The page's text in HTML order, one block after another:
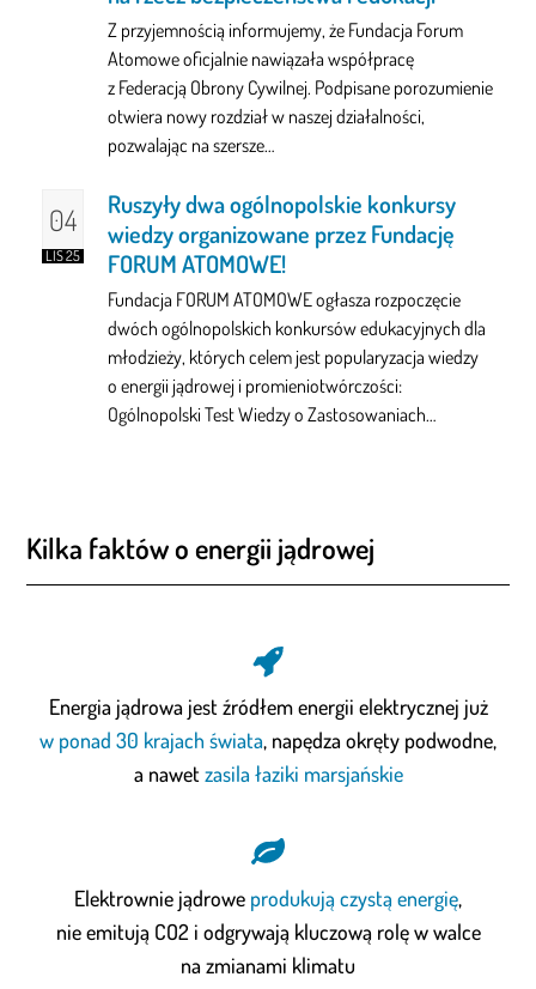
Z przyjemnością informujemy, że Fundacja Forum
Atomowe oficjalnie nawiązała współpracę
z Federacją Obrony Cywilnej. Podpisane porozumienie
otwiera nowy rozdział w naszej działalności,
pozwalając na szersze…
04
LIS 25
Ruszyły dwa ogólnopolskie konkursy
wiedzy organizowane przez Fundację
FORUM ATOMOWE!
Fundacja FORUM ATOMOWE ogłasza rozpoczęcie
dwóch ogólnopolskich konkursów edukacyjnych dla
młodzieży, których celem jest popularyzacja wiedzy
o energii jądrowej i promieniotwórczości:
Ogólnopolski Test Wiedzy o Zastosowaniach…
Kilka faktów o energii jądrowej
Energia jądrowa jest źródłem energii elektrycznej już
w ponad 30 krajach świata, napędza okręty podwodne,
a nawetzasila łaziki marsjańskie
Elektrownie jądrowe produkują czystą energię,
nie emitują CO2i odgrywają kluczową rolę w walce
na zmianami klimatu